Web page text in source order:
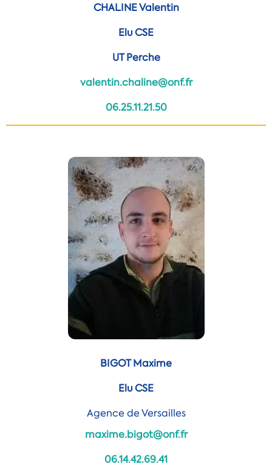
CHALINE Valentin
Elu CSE
UT Perche
valentin.chaline@onf.fr
06.25.11.21.50
BIGOT Maxime
Elu CSE
Agence de Versailles
maxime.bigot@onf.fr
06.14.42.69.41